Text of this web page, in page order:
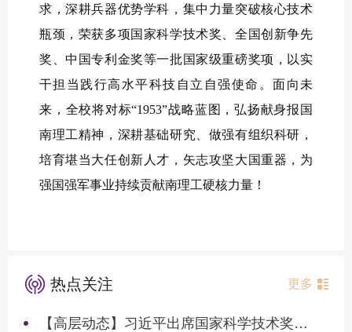
求，深耕兵器优势学科，集中力量突破核心技术
瓶颈，荣获多项国家科学技术奖、全国创新争先
奖、中国专利金奖等一批国家级重磅奖项，以实
干担当践行高水平科技自立自强使命。面向未
来，全校将对标“1953”战略蓝图，弘扬献身报国
南理工精神，深耕基础研究、做强有组织科研，
培育堪当大任创新人才，矢志攻坚大国重器，为
强国强军事业持续贡献南理工硬核力量！
热点关注 更多
【高层动态】习近平出席国家科学技术奖励大会两院院士大会中国科协第十一次全国代表大会并发表重要讲话